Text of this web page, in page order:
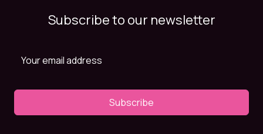
Subscribe to our newsletter
Subscribe